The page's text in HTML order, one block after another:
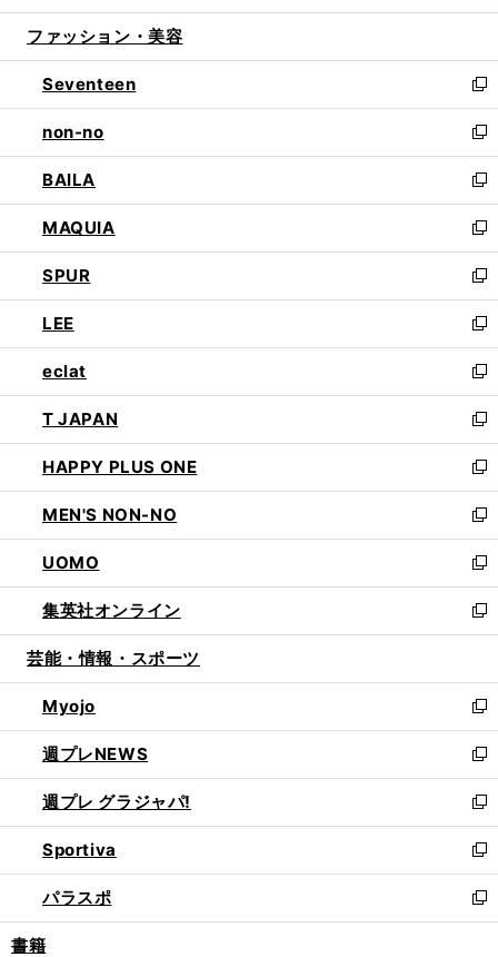
開
ウ
開
く
ン
ウ
で
開
く
ウ
ン
ド
ウ
で
開
く
ファッション・美容
Seventeen
新
し
い
ウ
ィ
ン
ド
ウ
で
開
く
non-no
新
し
い
ウ
ィ
ン
ド
ウ
で
開
く
BAILA
新
し
い
ウ
ィ
ン
ド
ウ
で
開
く
MAQUIA
新
し
い
ウ
ィ
ン
ド
ウ
で
開
く
SPUR
新
し
い
ウ
ィ
ン
ド
ウ
で
開
く
LEE
新
し
い
ウ
ィ
ン
ド
ウ
で
開
く
eclat
新
し
い
ウ
ィ
ン
ド
ウ
で
開
く
T JAPAN
新
し
い
ウ
ィ
ン
ド
ウ
で
開
HAPPY PLUS ONE
新
し
い
ウ
ィ
ン
ド
ウ
開
く
MEN'S NON-NO
新
し
い
ウ
ィ
ン
ウ
で
開
く
UOMO
新
し
い
ウ
ン
ド
ウ
で
開
く
集英社オンライン
新
し
ウ
ィ
ン
ド
ウ
で
開
く
芸能・情報・スポーツ
Myojo
新
し
い
ウ
ィ
ン
ド
ウ
で
開
週プレNEWS
新
し
い
ウ
ィ
ン
ド
ウ
週プレ グラジャパ!
新
し
い
ウ
ィ
ン
Sportiva
新
し
い
ウ
パラスポ
新
し
書籍